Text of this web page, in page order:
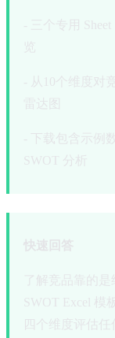
- 三个专用
览
- 从10个维度对
雷达图
- 下载包含示例
SWOT 分析
快速回答
了解竞品靠的
SWOT Excel 模
四个维度评估